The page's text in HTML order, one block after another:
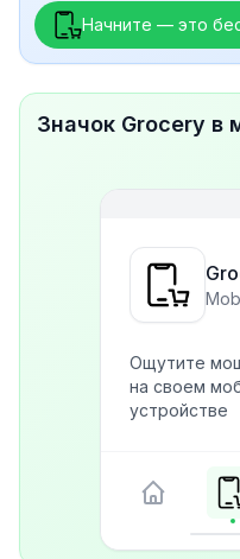
Начните — это
Значок Grocery в
Ощутите
на своем
устройстве